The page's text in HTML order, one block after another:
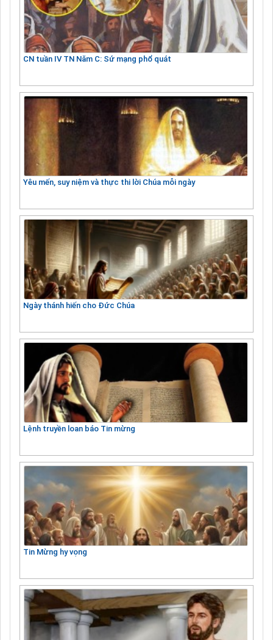
CN tuần IV TN Năm C: Sứ mạng phổ quát
Yêu mến, suy niệm và thực thi lời Chúa mỗi ngày
Ngày thánh hiến cho Đức Chúa
Lệnh truyền loan báo Tin mừng
Tin Mừng hy vọng